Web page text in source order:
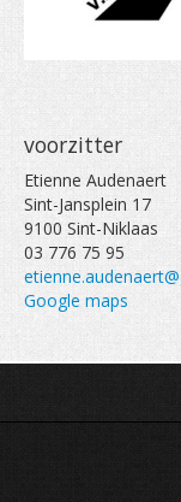
voorzitter
Etienne Audenaert
Sint-Jansplein 17
9100 Sint-Niklaas
03 776 75 95
Google maps